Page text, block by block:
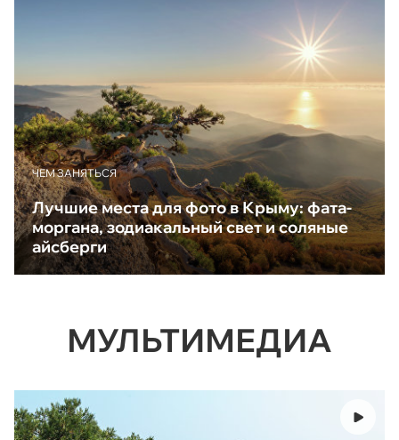
ЧЕМ ЗАНЯТЬСЯ
Лучшие места для фото в Крыму: фата-
моргана, зодиакальный свет и соляные
айсберги
МУЛЬТИМЕДИА